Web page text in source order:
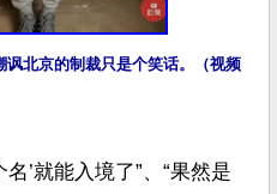
北京的制裁只是个笑话。（视频
’就能入境了”、“果然是